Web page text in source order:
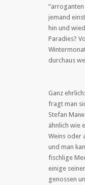
jemand
hin und
Paradies?
durchaus
Ganz
fragt man
Stefan
ähnlich wie
Weins oder
und man
fischlige
einige
genossen